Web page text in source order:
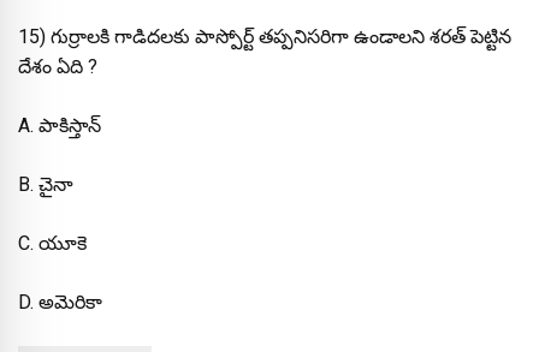
15) గుర్రాలకి గాడిదలకు పాస్పోర్ట్ తప్పనిసరిగా ఉండాలని శరత్ పెట్టిన
దేశం ఏది ?
A. పాకిస్తాన్
B. చైనా
C. యూకె
D. అమెరికా